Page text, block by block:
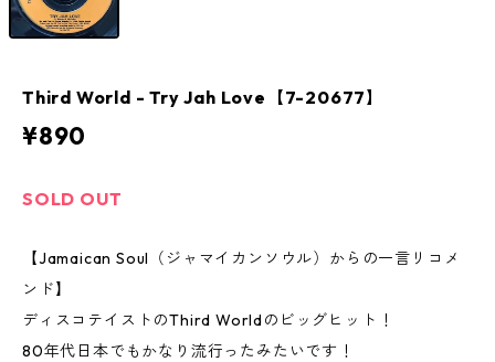
Third World - Try Jah Love【7-20677】
¥890
SOLD OUT
【Jamaican Soul（ジャマイカンソウル）からの一言リコメ
ンド】
ディスコテイストのThird Worldのビッグヒット！
80年代日本でもかなり流行ったみたいです！